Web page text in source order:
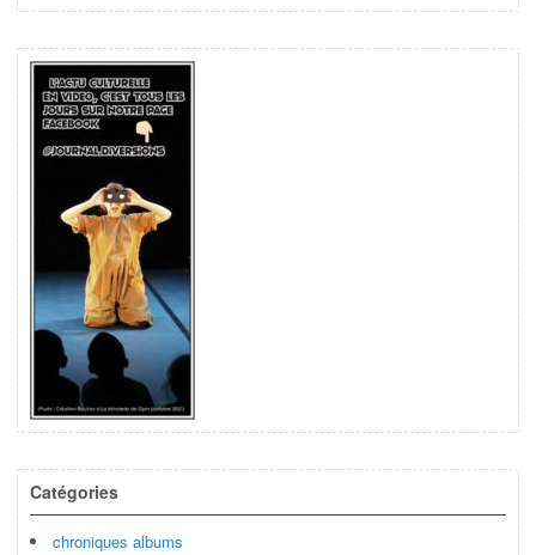
Catégories
chroniques albums